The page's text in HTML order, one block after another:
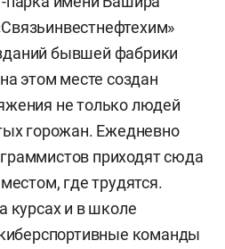
бывшей фабрики
этом месте создан
не только людей
горожан. Ежедневно
приходят сюда
где трудятся.
курсах и в школе
команды